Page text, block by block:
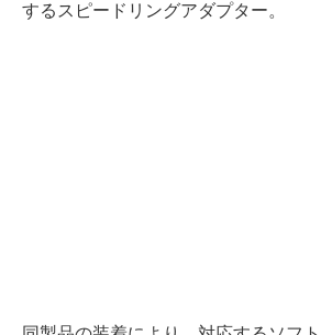
するスピードリングアダプター。